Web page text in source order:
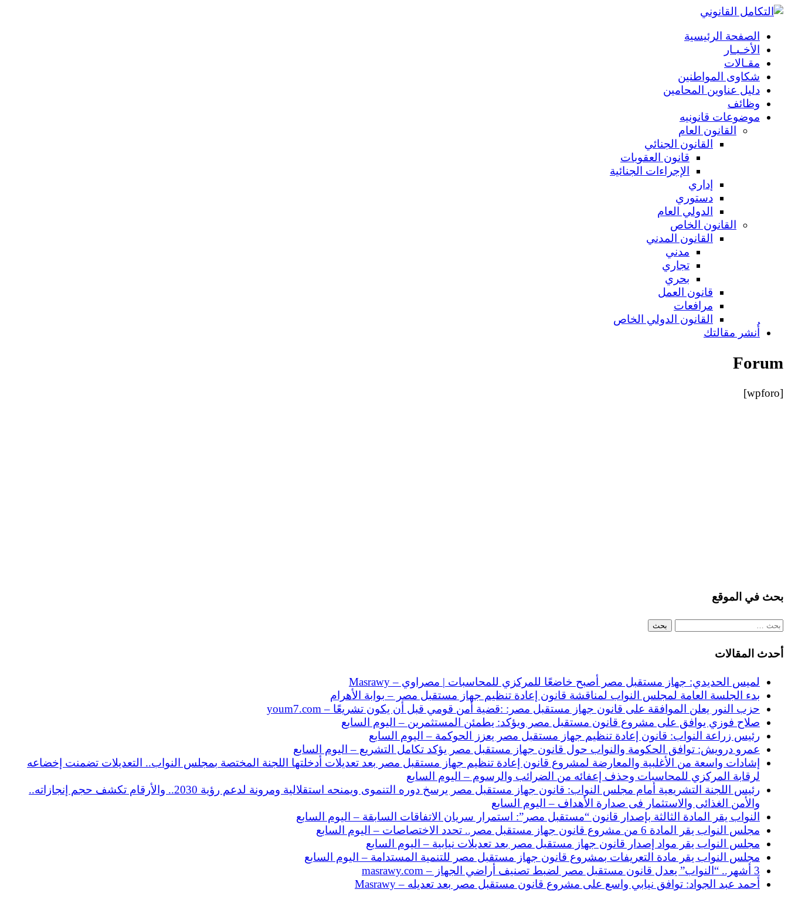
الصفحة الرئيسية
الأخـبـار
مقـالات
شكاوى المواطنين
دليل عناوين المحامين
وظائف
موضوعات قانونيه
القانون العام
القانون الجنائي
قانون العقوبات
الإجراءات الجنائية
إداري
دستوري
الدولي العام
القانون الخاص
القانون المدني
مدني
تجاري
بحري
قانون العمل
مرافعات
القانون الدولي الخاص
أُنشر مقالتك
Forum
[wpforo]
بحث في الموقع
البحث
أحدث المقالات
لميس الحديدي: جهاز مستقبل مصر أصبح خاضعًا للمركزي للمحاسبات | مصراوي – Masrawy
بدء الجلسة العامة لمجلس النواب لمناقشة قانون إعادة تنظيم جهاز مستقبل مصر – بوابة الأهرام
حزب النور يعلن الموافقة على قانون جهاز مستقبل مصر: :قضية أمن قومي قبل أن يكون تشريعًا – youm7.com
صلاح فوزي يوافق على مشروع قانون مستقبل مصر ويؤكد: يطمئن المستثمرين – اليوم السابع
رئيس زراعة النواب: قانون إعادة تنظيم جهاز مستقبل مصر يعزز الحوكمة – اليوم السابع
عمرو درويش: توافق الحكومة والنواب حول قانون جهاز مستقبل مصر يؤكد تكامل التشريع – اليوم السابع
إشادات واسعة من الأغلبية والمعارضة لمشروع قانون إعادة تنظيم جهاز مستقبل مصر بعد تعديلات أدخلتها اللجنة المختصة بمجلس النواب.. التعديلات تضمنت إخضاعه
لرقابة المركزي للمحاسبات وحذف إعفائه من الضرائب والرسوم – اليوم السابع
رئيس اللجنة التشريعية أمام مجلس النواب: قانون جهاز مستقبل مصر يرسخ دوره التنموى ويمنحه استقلالية ومرونة لدعم رؤية 2030.. والأرقام تكشف حجم إنجازاته..
والأمن الغذائى والاستثمار فى صدارة الأهداف – اليوم السابع
النواب يقر المادة الثالثة بإصدار قانون “مستقبل مصر”: استمرار سريان الاتفاقات السابقة – اليوم السابع
مجلس النواب يقر المادة 6 من مشروع قانون جهاز مستقبل مصر.. تحدد الاختصاصات – اليوم السابع
مجلس النواب يقر مواد إصدار قانون جهاز مستقبل مصر بعد تعديلات نيابية – اليوم السابع
مجلس النواب يقر مادة التعريفات بمشروع قانون جهاز مستقبل مصر للتنمية المستدامة – اليوم السابع
3 أشهر.. “النواب” يعدل قانون مستقبل مصر لضبط تصنيف أراضي الجهاز – masrawy.com
أحمد عبد الجواد: توافق نيابي واسع على مشروع قانون مستقبل مصر بعد تعديله – Masrawy